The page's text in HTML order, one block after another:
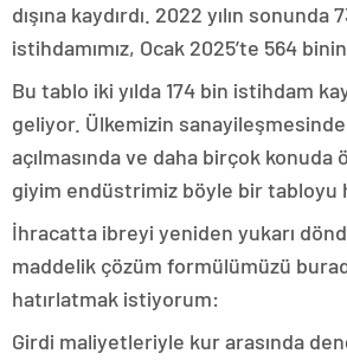
dışına kaydırdı. 2022 yılın sonunda
istihdamımız, Ocak 2025’te 564
Bu tablo iki yılda 174 bin istihdam
geliyor. Ülkemizin
açılmasında ve daha birçok konuda
giyim endüstrimiz böyle bir tabloyu
İhracatta ibreyi yeniden yukarı
maddelik çözüm formülümüzü
hatırlatmak istiyorum:
Girdi maliyetleriyle kur arasında